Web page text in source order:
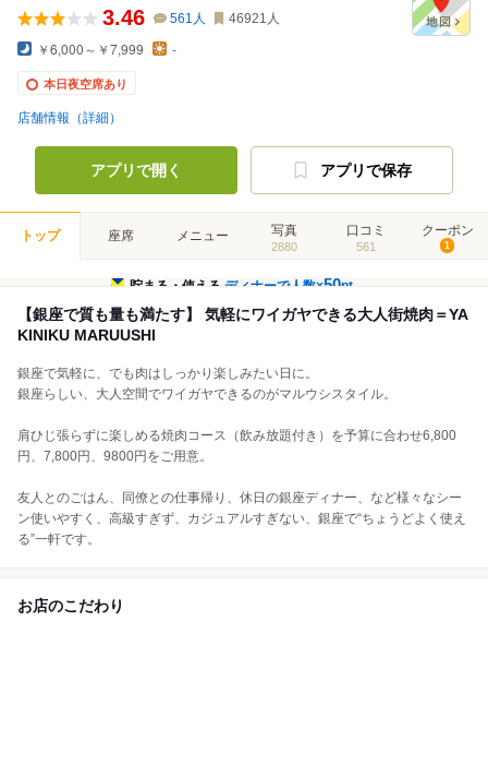
3.46 561 人 46921 人
￥6,000～￥7,999 -
本日夜空席あり
店舗情報（詳細）
アプリで開く アプリで保存
トップ 座席 メニュー 写真
2880
口コミ
561
クーポン
1
貯まる・使えるディナーで人数×50pt
【銀座で質も量も満たす】 気軽にワイガヤできる大人街焼肉＝YA
KINIKU MARUUSHI
銀座で気軽に、でも肉はしっかり楽しみたい日に。
銀座らしい、大人空間でワイガヤできるのがマルウシスタイル。
肩ひじ張らずに楽しめる焼肉コース（飲み放題付き）を予算に合わせ6,800
円、7,800円、9800円をご用意。
友人とのごはん、同僚との仕事帰り、休日の銀座ディナー、など様々なシー
ン使いやすく、高級すぎず、カジュアルすぎない、銀座で“ちょうどよく使え
る”一軒です。
お店のこだわり